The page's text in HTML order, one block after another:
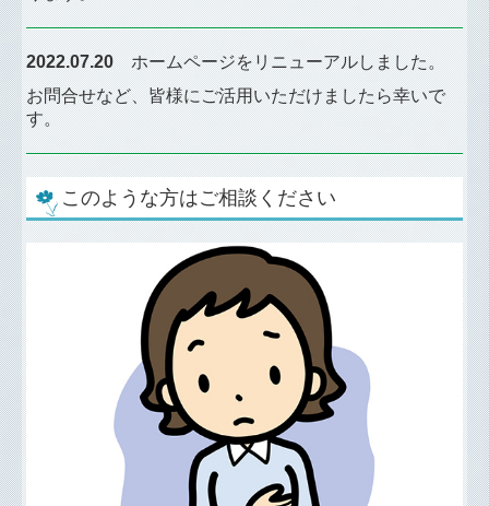
2022.07.20 ホームページをリニューアルしました。
お問合せなど、皆様にご活用いただけましたら幸いで
す。
このような方はご相談ください